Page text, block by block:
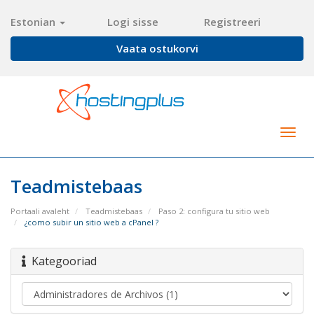
Estonian Logi sisse
Registreeri
Vaata ostukorvi
Teadmistebaas
Portaali avaleht Teadmistebaas
Paso 2: configura tu sitio web
¿como subir un sitio web a cPanel ?
Kategooriad